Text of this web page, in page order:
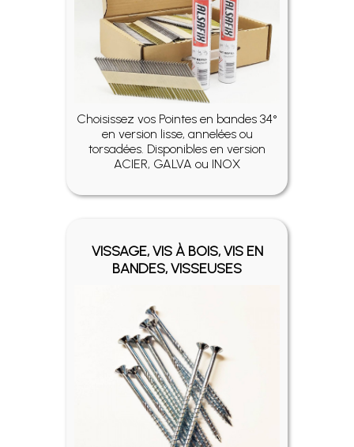
Choisissez vos Pointes en bandes 34°
en version lisse, annelées ou
torsadées. Disponibles en version
ACIER, GALVA ou INOX
VISSAGE, VIS À BOIS, VIS EN
BANDES, VISSEUSES